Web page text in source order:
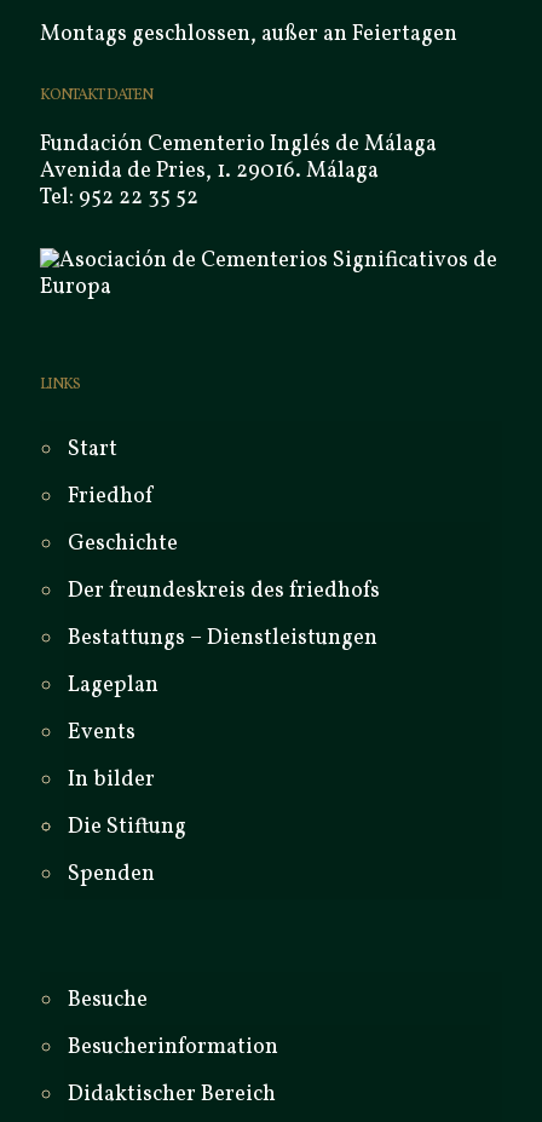
Montags geschlossen, außer an Feiertagen
KONTAKT DATEN
Fundación Cementerio Inglés de Málaga
Avenida de Pries, 1. 29016. Málaga
Tel: 952 22 35 52
LINKS
Start
Friedhof
Geschichte
Der freundeskreis des friedhofs
Bestattungs – Dienstleistungen
Lageplan
Events
In bilder
Die Stiftung
Spenden
Besuche
Besucherinformation
Didaktischer Bereich